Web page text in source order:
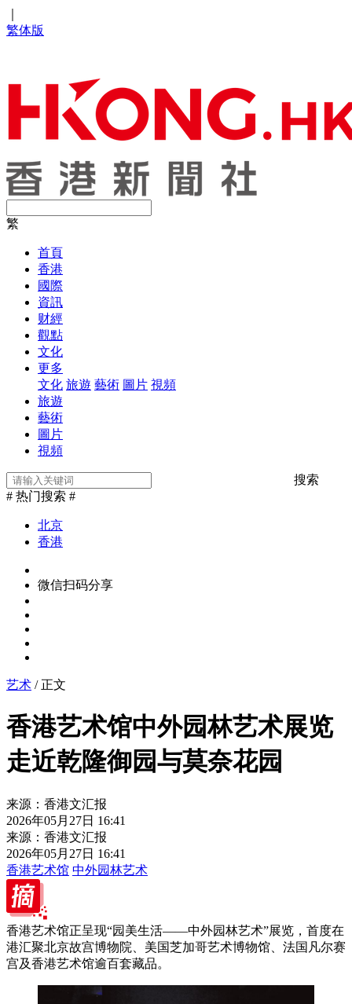
繁体版
繁
首頁
香港
國際
資訊
财經
觀點
文化
更多
文化 旅遊 藝術 圖片 視頻
旅遊
藝術
圖片
視頻
搜索
# 热门搜索 #
北京
香港
微信扫码分享
艺术 / 正文
香港艺术馆中外园林艺术展览
走近乾隆御园与莫奈花园
来源：香港文汇报
2026年05月27日 16:41
来源：香港文汇报
2026年05月27日 16:41
香港艺术馆 中外园林艺术
香港艺术馆正呈现“园美生活——中外园林艺术”展览，首度在
港汇聚北京故宫博物院、美国芝加哥艺术博物馆、法国凡尔赛
宫及香港艺术馆逾百套藏品。